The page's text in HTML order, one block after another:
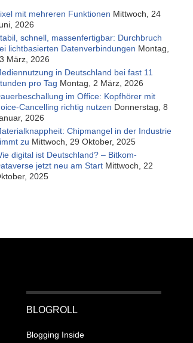
mit mehreren Funktionen Mittwoch, 24
2026
schnell, massenfertigbar: Durchbruch
lichtbasierten Datenverbindungen Montag,
März, 2026
in Deutschland bei fast 11
pro Tag Montag, 2 März, 2026
im Office: Kopfhörer mit
Cancelling richtig nutzen Donnerstag, 8
2026
Chipmangel in der Industrie
zu Mittwoch, 29 Oktober, 2025
digital ist Deutschland? – Bitkom-
jetzt neu am Start Mittwoch, 22
2025
BLOGROLL
Blogging Inside